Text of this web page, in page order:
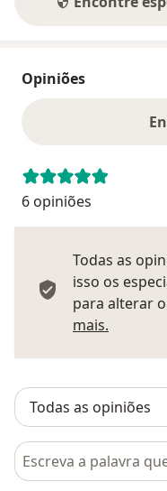
Opiniões
6 opiniões
Todas as
isso os
para alterar
mais.
Pesquisar em opiniões